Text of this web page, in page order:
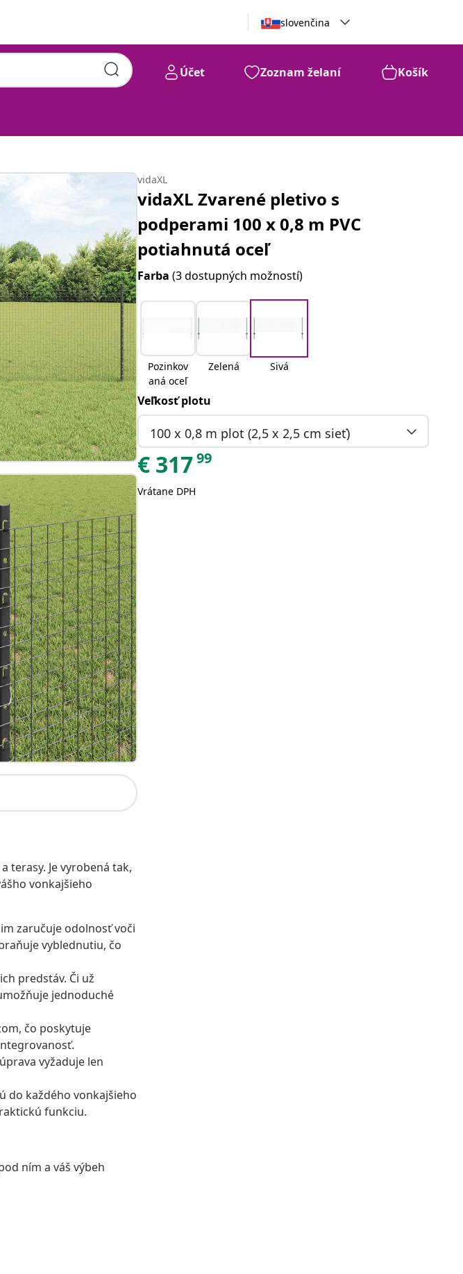
slovenčina
Účet Zoznam želaní Košík
terasy. Je vyrobená tak,
vonkajšieho
zaručuje odolnosť voči
vyblednutiu, čo
predstáv. Či už
jednoduché
čo poskytuje
vyžaduje len
do každého vonkajšieho
funkciu.
ním a váš výbeh
vidaXL
vidaXL Zvarené pletivo s
podperami 100 x 0,8 m PVC
potiahnutá oceľ
Farba(3 dostupných možností)
Pozinkov
aná oceľ
Zelená Sivá
Veľkosť plotu
100 x 0,8 m plot (2,5 x 2,5 cm sieť)
€ 31799
Vrátane DPH